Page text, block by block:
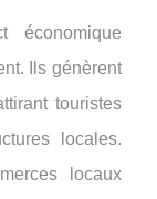
économique
Ils génèrent
touristes
locales.
locaux